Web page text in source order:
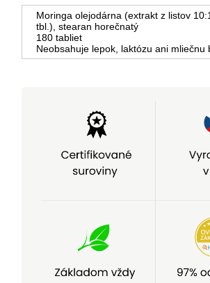
Moringa olejodárna (extrakt z listov
tbl.), stearan horečnatý
180 tabliet
Neobsahuje lepok, laktózu ani mliečnu